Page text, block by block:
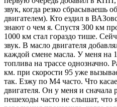
звук, когда резко сбрасываешь
двигателем). Кто ездил в
знают о чем я. Спустя 300 км
1000 км стал гораздо тише.
звук. В масло двигателя
каждой смене масла. У меня на
топлива на трассе однозначно.
км. при скорости 95 уже
так. Езжу по М4 часто. Что
двигателя. Он у меня и сначала
пешеходы часто не слышат, что